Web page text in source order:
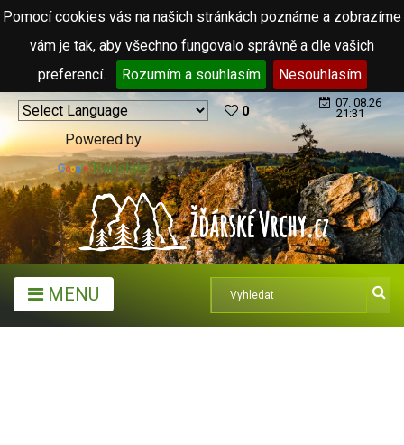
Pomocí cookies vás na našich stránkách poznáme a zobrazíme
vám je tak, aby všechno fungovalo správně a dle vašich
preferencí.
Rozumím a souhlasím Nesouhlasím
Powered by
Translate
0
07. 08.26
21:31
MENU